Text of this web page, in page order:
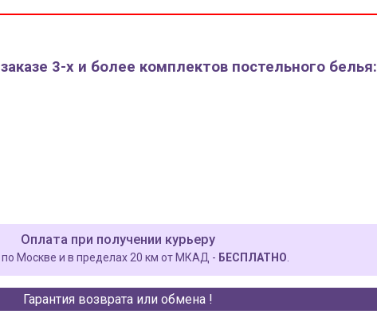
3-х и более комплектов постельного белья:
Оплата при получении курьеру
Москве и в пределах 20 км от МКАД - БЕСПЛАТНО.
Гарантия возврата или обмена !